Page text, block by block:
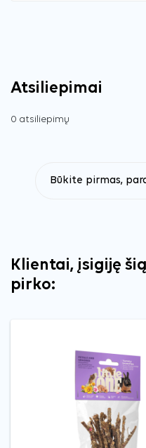
Atsiliepimai
0 atsiliepimų
Būkite pirmas,
Klientai, įsigiję
pirko: